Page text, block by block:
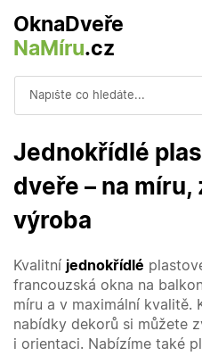
OknaDveře
NaMíru.cz
Jednokřídlé
dveře – na míru,
výroba
Kvalitní jednokřídlé
francouzská okna na
míru a v maximální kvalitě.
nabídky dekorů si můžete
i orientaci. Nabízíme také